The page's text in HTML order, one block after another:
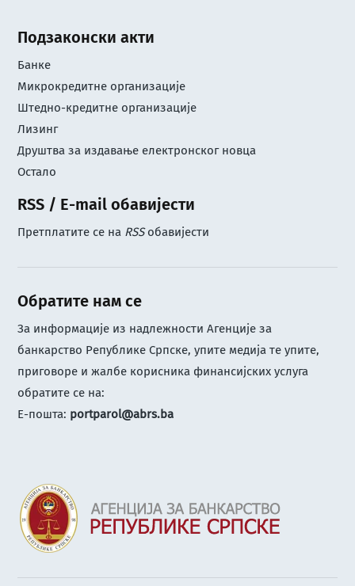
Подзаконски акти
Банке
Микрокредитне организације
Штедно-кредитне организације
Лизинг
Друштва за издавање електронског новца
Остало
RSS / E-mail обавијести
Претплатите се на RSSобавијести
Обратите нам се
За информације из надлежности Агенције за
банкарство Републике Српске, упите медија те упите,
приговоре и жалбе корисника финансијских услуга
обратите се на:
Е-пошта: portparol@abrs.ba